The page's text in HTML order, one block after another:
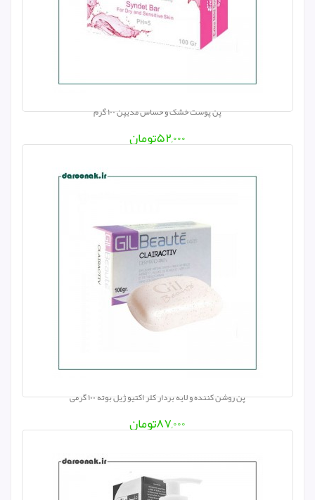
پن پوست خشک و حساس مدیپن ۱۰۰ گرم
۵۲,۰۰۰تومان
پن روشن کننده و لایه بردار کلر اکتیو ژیل بوته ۱۰۰ گرمی
۸۷,۰۰۰تومان